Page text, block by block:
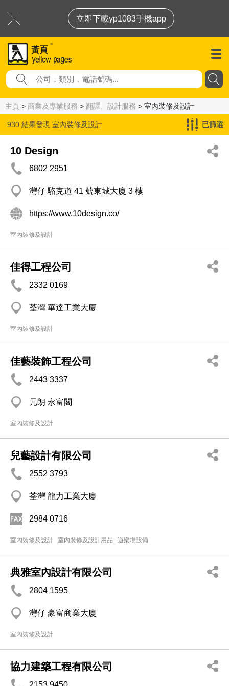
立即下載yp1083手機app
主頁 > 商業及專業服務 > 翻譯、設計服務 > 室內裝修及設計
930 結果發現 室內裝修及設計 已篩選
10 Design
6802 2951
灣仔 駱克道 41 號東城大廈 3 樓
https://www.10design.co/
室內裝修及設計
佳得工程公司
2332 0169
荃灣 華達工業大廈
室內裝修及設計
佳藝裝飾工程公司
2443 3337
元朗 永富閣
室內裝修及設計
兒藝設計有限公司
2552 3793
荃灣 龍力工業大廈
2984 0716
室內裝修及設計 室內裝修及設計用品 遊樂場設備
典雅室內設計有限公司
2804 1595
灣仔 豪富商業大廈
室內裝修及設計
協力建築工程有限公司